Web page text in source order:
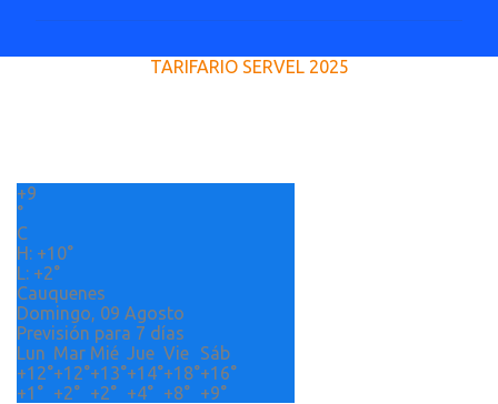
s
TARIFARIO SERVEL 2025
+9
°
C
H: +10°
L: +2°
Cauquenes
Domingo, 09 Agosto
Previsión para 7 días
Lun Mar Mié Jue Vie
Sáb
+12°+12°+13°+14°+18°+16°
+1° +2° +2° +4° +8° +9°